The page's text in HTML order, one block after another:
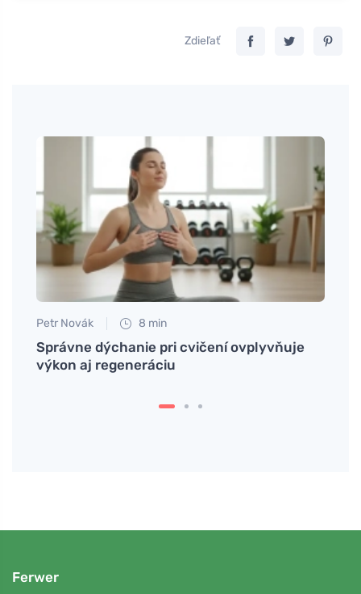
Zdieľať
Petr Novák 8 min
Správne dýchanie pri cvičení ovplyvňuje
výkon aj regeneráciu
Ferwer